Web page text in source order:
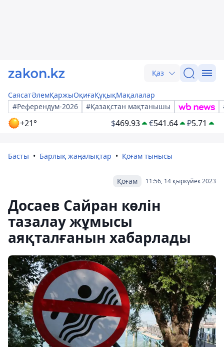
Қаз
СаясатӘлемҚаржыОқиғаҚұқықМақалалар
#Референдум-2026
#Қазақстан мақтанышы
+21° $469.93 €541.64 ₽5.71
Басты Барлық жаңалықтар Қоғам тынысы
11:56, 14 қыркүйек 2023
Қоғам
Досаев Сайран көлін
тазалау жұмысы
аяқталғанын хабарлады